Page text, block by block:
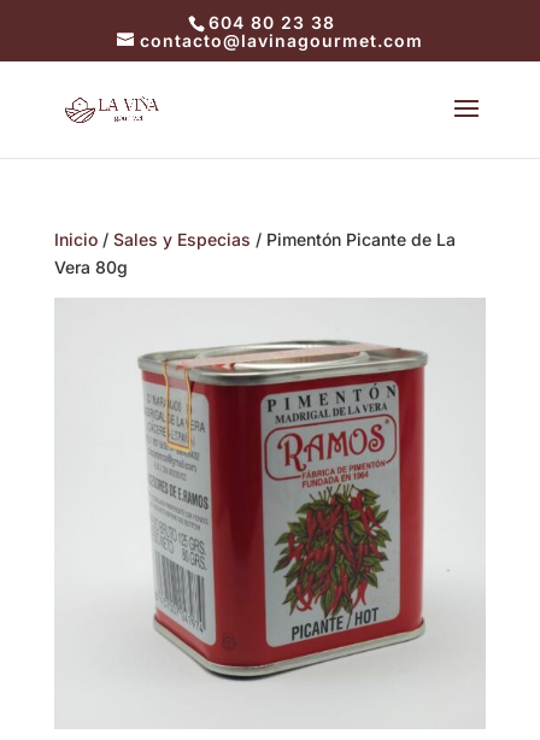
604 80 23 38
contacto@lavinagourmet.com
Inicio/ Sales y Especias / Pimentón Picante de La
Vera 80g